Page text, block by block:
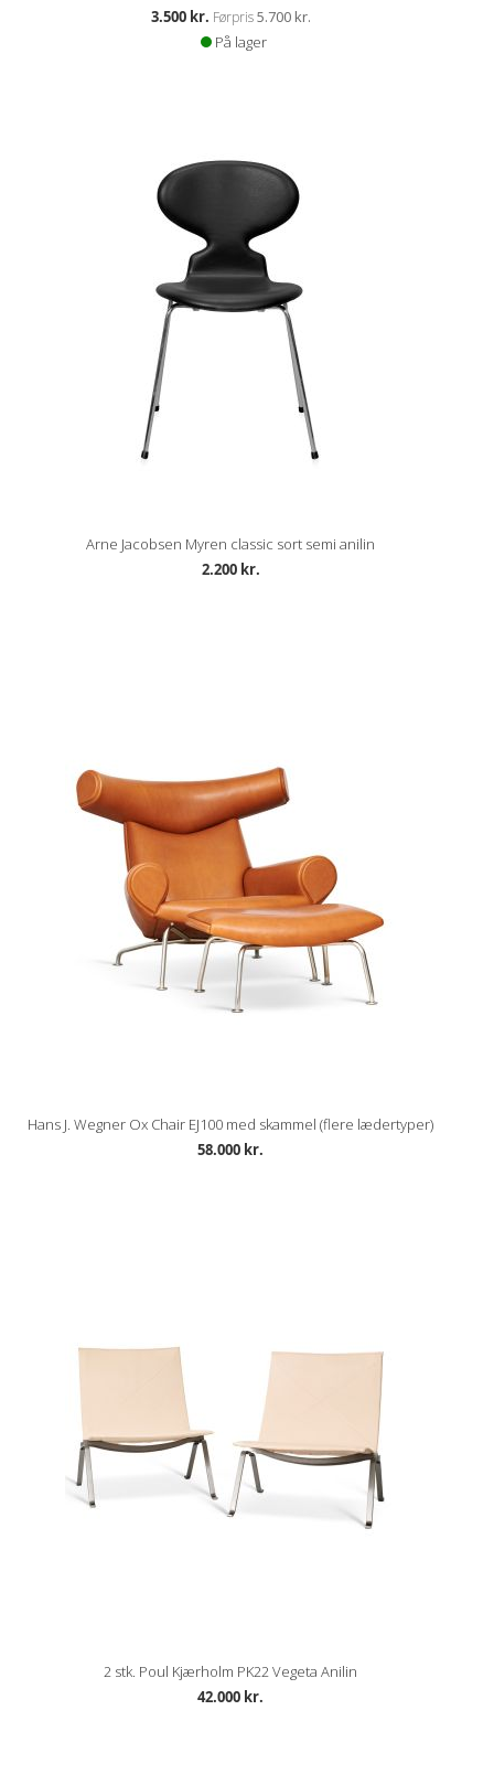
Kampagnepris
3.500 kr. Førpris 5.700 kr.
På lager
Arne Jacobsen Myren classic sort semi anilin
2.200 kr.
Hans J. Wegner Ox Chair EJ100 med skammel (flere lædertyper)
58.000 kr.
2 stk. Poul Kjærholm PK22 Vegeta Anilin
42.000 kr.